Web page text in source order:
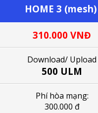
HOME 3 (mesh)
310.000 VNĐ
Download/ Upload
500 ULM
Phí hòa mạng:
300.000 đ